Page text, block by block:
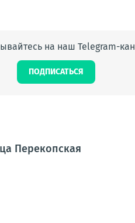
на наш Telegram-
ПОДПИСАТЬСЯ
Перекопская